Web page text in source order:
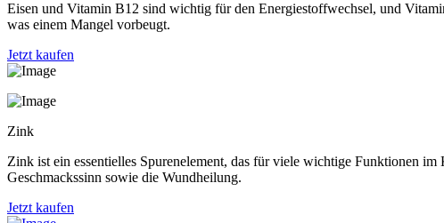
Eisen und Vitamin B12 sind wichtig für den Energiestoffwechsel, und
was einem Mangel vorbeugt.
Jetzt kaufen
Zink
Zink ist ein essentielles Spurenelement, das für viele wichtige Funktionen
Geschmackssinn sowie die Wundheilung.
Jetzt kaufen